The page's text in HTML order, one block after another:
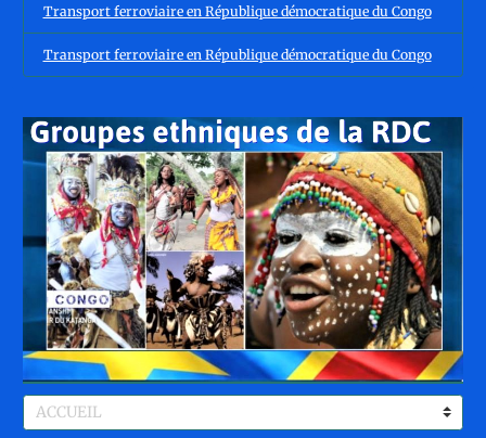
Transport ferroviaire en République démocratique du Congo
Transport ferroviaire en République démocratique du Congo